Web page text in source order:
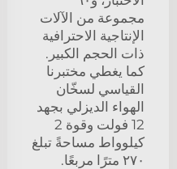
مجموعة من الآلات
الإنتاجية الاحترافية
ذات الحجم الكبير.
كما يغطي مختبرنا
القياسي لسخّان
الهواء الديزلي بجهد
12 فولت وقوة 2
كيلوواط مساحةً تبلغ
٢٧٠ مترًا مربعًا.